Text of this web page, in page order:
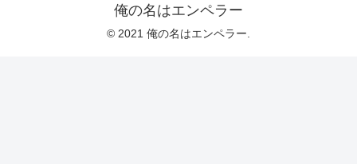
俺の名はエンペラー
© 2021 俺の名はエンペラー.